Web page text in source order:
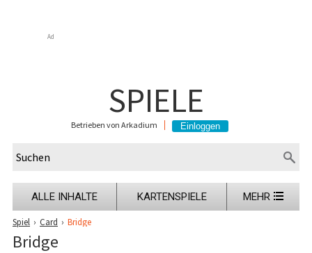
Ad
SPIELE
Betrieben von Arkadium
ALLE INHALTE KARTENSPIELE MEHR
Spiel › Card › Bridge
Bridge